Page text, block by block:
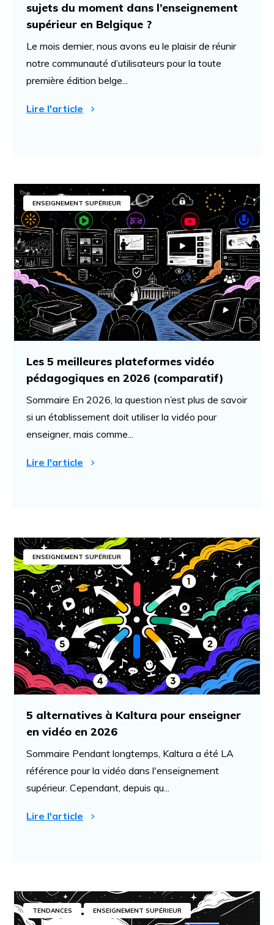
sujets du moment dans l’enseignement
supérieur en Belgique ?
Le mois dernier, nous avons eu le plaisir de réunir
notre communauté d’utilisateurs pour la toute
première édition belge...
Lire l'article
ENSEIGNEMENT SUPÉRIEUR
Les 5 meilleures plateformes vidéo
pédagogiques en 2026 (comparatif)
Sommaire En 2026, la question n’est plus de savoir
si un établissement doit utiliser la vidéo pour
enseigner, mais comme...
Lire l'article
ENSEIGNEMENT SUPÉRIEUR
5 alternatives à Kaltura pour enseigner
en vidéo en 2026
Sommaire Pendant longtemps, Kaltura a été LA
référence pour la vidéo dans l'enseignement
supérieur. Cependant, depuis qu...
Lire l'article
TENDANCES ENSEIGNEMENT SUPÉRIEUR